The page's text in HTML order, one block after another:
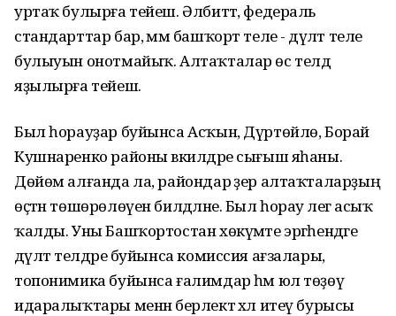
уртаҡ булырға тейеш. Әлбиттә, федераль
стандарттар бар, әммә башҡорт теле - дәүләт теле
булыуын онотмайыҡ. Алтаҡталар өс телдә
яҙылырға тейеш.
Был һорауҙар буйынса Асҡын, Дүртөйлө, Борай
Кушнаренко районы вәкилдәре сығыш яһаны.
Дөйөм алғанда ла, райондар әҙер алтаҡталарҙың
өҫтән төшөрөлөүен билдәләне. Был һорау әлегә асыҡ
ҡалды. Уны Башҡортостан хөкүмәте эргәһендәге
дәүләт телдәре буйынса комиссия ағзалары,
топонимика буйынса ғалимдар һәм юл төҙөү
идаралыҡтары менән берлектә хәл итеү бурысы